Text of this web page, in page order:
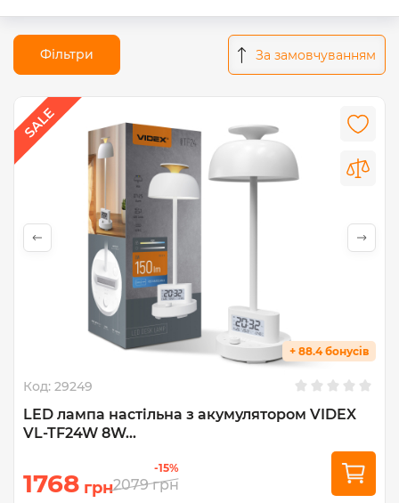
За замовчуванням
Фільтри
+ 88.4 бонусів
Код: 29249
LED лампа настiльна з акумулятором VIDEX
VL-TF24W 8W...
1768 грн
-15%
2079 грн